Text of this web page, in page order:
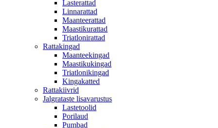
Lasterattad
Linnarattad
Maanteerattad
Maastikurattad
Triatlonirattad
Rattakingad
Maanteekingad
Maastikukingad
Triatlonikingad
Kingakatted
Rattakiivrid
Jalgrataste lisavarustus
Lastetoolid
Porilaud
Pumbad